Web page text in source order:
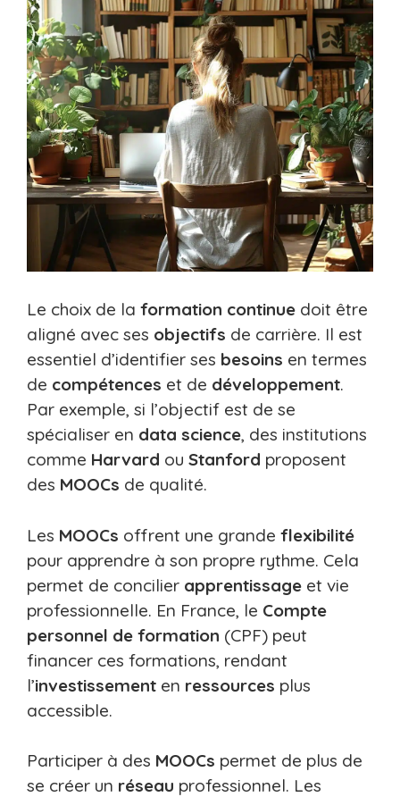
Le choix de la formation continue doit être
aligné avec ses objectifs de carrière. Il est
essentiel d’identifier ses besoins en termes
de compétences et de développement.
Par exemple, si l’objectif est de se
spécialiser en data science, des institutions
comme Harvard ou Stanford proposent
des MOOCs de qualité.
Les MOOCs offrent une grande flexibilité
pour apprendre à son propre rythme. Cela
permet de concilier apprentissage et vie
professionnelle. En France, le Compte
personnel de formation (CPF) peut
financer ces formations, rendant
l’investissement en ressources plus
accessible.
Participer à des MOOCs permet de plus de
se créer un réseau professionnel. Les